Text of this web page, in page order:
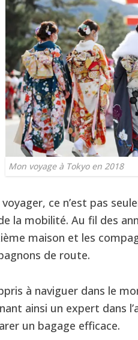
Mon voyage à Tokyo en 2018
ce n’est pas
la mobilité. Au fil des
maison et les
de route.
à naviguer dans le
ainsi un expert dans
un bagage efficace.